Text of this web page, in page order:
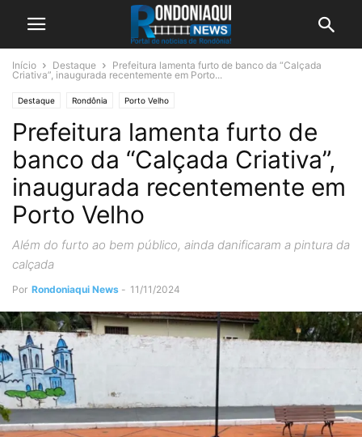
Início Destaque
Prefeitura lamenta furto de banco da “Calçada
Criativa”, inaugurada recentemente em Porto...
Destaque Rondônia Porto Velho
Prefeitura lamenta furto de
banco da “Calçada Criativa”,
inaugurada recentemente em
Porto Velho
Além do furto ao bem público, ainda danificaram a pintura da
calçada
Por Rondoniaqui News - 11/11/2024